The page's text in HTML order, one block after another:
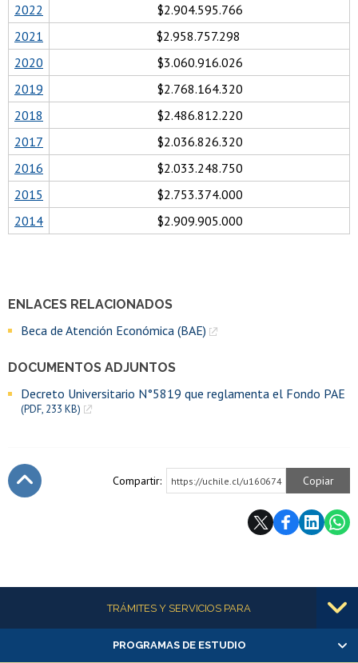
ENLACES RELACIONADOS
Beca de Atención Económica (BAE)
DOCUMENTOS ADJUNTOS
Decreto Universitario N°5819 que reglamenta el Fondo PAE
(PDF, 233 KB)
2022
$2.904.595.766
2021
$2.958.757.298
2020
$3.060.916.026
2019
$2.768.164.320
2018
$2.486.812.220
2017
$2.036.826.320
2016
$2.033.248.750
2015
$2.753.374.000
2014
$2.909.905.000
Compartir: https://uchile.cl/u160674 Copiar
Más informaciónTRÁMITES Y SERVICIOS PARA
Alumnas/os y exalumnas/os
PROGRAMAS DE ESTUDIO